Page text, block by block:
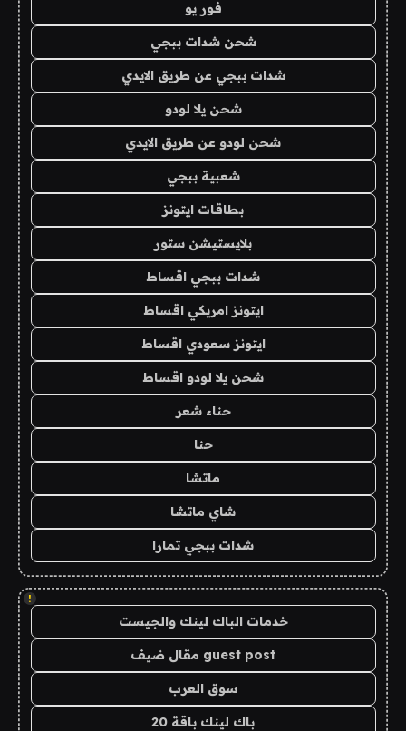
فور يو
شحن شدات ببجي
شدات ببجي عن طريق الايدي
شحن يلا لودو
شحن لودو عن طريق الايدي
شعبية ببجي
بطاقات ايتونز
بلايستيشن ستور
شدات ببجي اقساط
ايتونز امريكي اقساط
ايتونز سعودي اقساط
شحن يلا لودو اقساط
حناء شعر
حنا
ماتشا
شاي ماتشا
شدات ببجي تمارا
!
خدمات الباك لينك والجيست
guest post مقال ضيف
سوق العرب
باك لينك باقة 20